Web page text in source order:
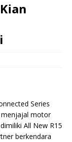
Series
menjajal motor
All New R15
berkendara